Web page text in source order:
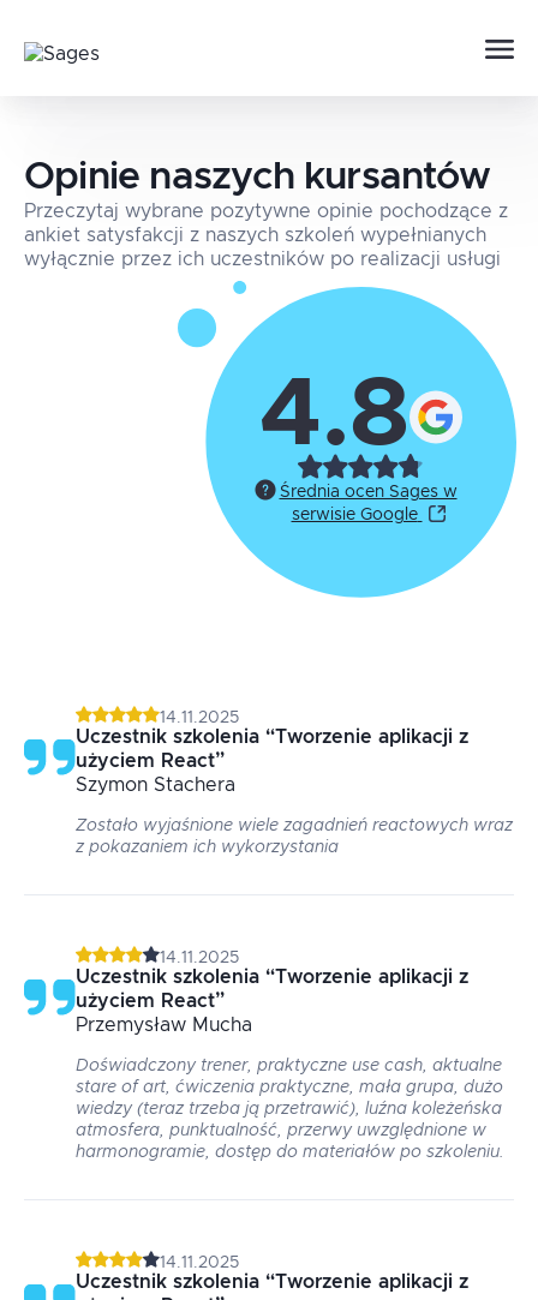
Opinie naszych kursantów
Przeczytaj wybrane pozytywne opinie pochodzące z
ankiet satysfakcji z naszych szkoleń wypełnianych
wyłącznie przez ich uczestników po realizacji usługi
4.8
Średnia ocen Sages w
serwisie Google
14.11.2025
Uczestnik szkolenia “Tworzenie aplikacji z
użyciem React”
Szymon Stachera
Zostało wyjaśnione wiele zagadnień reactowych wraz
z pokazaniem ich wykorzystania
14.11.2025
Uczestnik szkolenia “Tworzenie aplikacji z
użyciem React”
Przemysław Mucha
Doświadczony trener, praktyczne use cash, aktualne
stare of art, ćwiczenia praktyczne, mała grupa, dużo
wiedzy (teraz trzeba ją przetrawić), luźna koleżeńska
atmosfera, punktualność, przerwy uwzględnione w
harmonogramie, dostęp do materiałów po szkoleniu.
14.11.2025
Uczestnik szkolenia “Tworzenie aplikacji z